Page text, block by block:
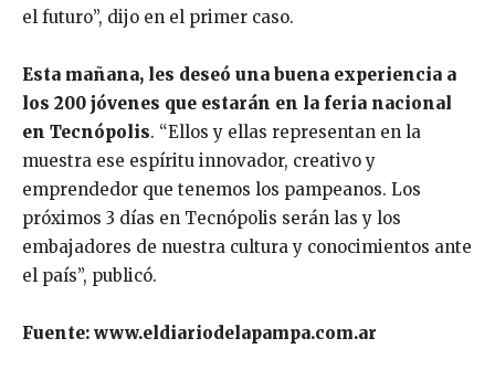
el futuro”, dijo en el primer caso.
Esta mañana, les deseó una buena experiencia a
los 200 jóvenes que estarán en la feria nacional
en Tecnópolis. “Ellos y ellas representan en la
muestra ese espíritu innovador, creativo y
emprendedor que tenemos los pampeanos. Los
próximos 3 días en Tecnópolis serán las y los
embajadores de nuestra cultura y conocimientos ante
el país”, publicó.
Fuente: www.eldiariodelapampa.com.ar